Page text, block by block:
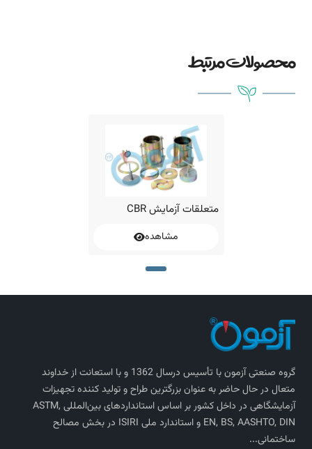
محصولات مرتبط
متعلقات آزمایش CBR
مشاهده
گروه صنعتی آزمون با تأسیس درسال 1362 و با استعانت از خداوند
متعال در حال حاضر به عنوان بزرگترین طراح و تولید کننده تجهیزات
آزمایشگاهی در داخل کشور بر اساس استاندارد‌های بین‌المللی ASTM,
EN, BS, AASHTO, DIN و استاندارد ملی ISIRI در بخش مصالح
ساختمانی...